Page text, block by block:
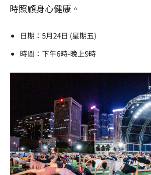
時照顧身心健康。
日期：5月24日 (星期五)
時間：下午6時-晚上9時